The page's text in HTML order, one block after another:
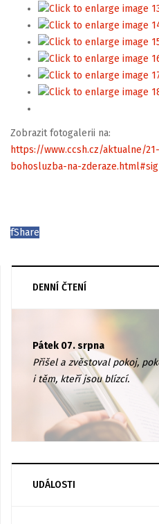
Zobrazit fotogalerii na:
https://www.ccsh.cz/aktualne/
bohosluzba-na-
fShare
DENNÍ ČTENÍ
Pátek 07. srpna
Přišel a zvěstoval pokoj,
i těm, kteří jsou blízcí.
UDÁLOSTI